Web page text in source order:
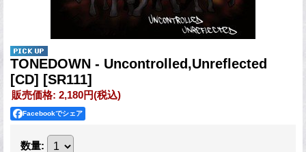
TONEDOWN - Uncontrolled,Unreflected
[CD] [SR111]
販売価格: 2,180円(税込)
Facebookでシェア
数量: